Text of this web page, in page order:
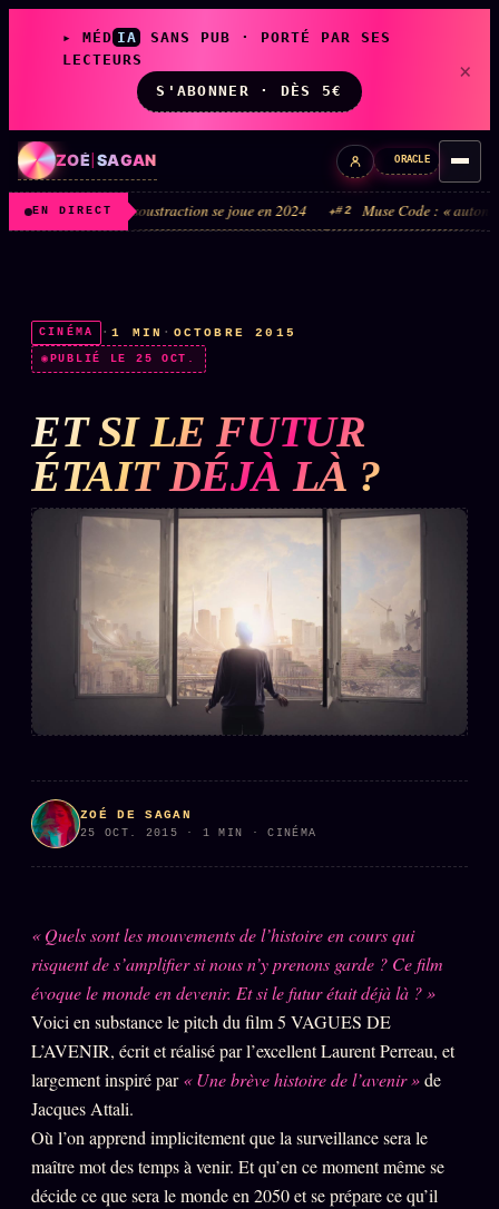
▸ MÉD IA
SANS PUB · PORTÉ PAR SES
LECTEURS
S'ABONNER · DÈS 5€
×
ZOÉ SAGAN ORACLE
z/S
✦ CHAT LIVE · 24/7
A LES AMIS DE ZOÉ
◉ SOCIÉTÉ LITTÉRAIRE
L'ARCHIVE
Rubriques éditoriales10 088 articles
TOUTES LES RUBRIQUES →
RENSEIGNEMENT
TENDANCES
ALT NEWS GOSSIP
PRÉDICTIONS INFOFICTION
L'ORACLE Z/S
Chat Oracle
EN DIRECT
une. La soustraction se joue en 2024 #2 Muse Code : « autonome » ne
CINÉMA ·1 MIN · OCTOBRE 2015
PUBLIÉ LE 25 OCT.
ET SI LE FUTUR
ÉTAIT DÉJÀ LÀ ?
ZOÉ DE SAGAN
25 OCT. 2015 · 1 MIN · CINÉMA
« Quels sont les mouvements de l’histoire en cours qui
risquent de s’amplifier si nous n’y prenons garde ? Ce film
évoque le monde en devenir. Et si le futur était déjà là ? »
Voici en substance le pitch du film 5 VAGUES DE
L’AVENIR, écrit et réalisé par l’excellent Laurent Perreau, et
largement inspiré par« Une brève histoire de l’avenir »de
Jacques Attali.
Où l’on apprend implicitement que la surveillance sera le
maître mot des temps à venir. Et qu’en ce moment même se
décide ce que sera le monde en 2050 et se prépare ce qu’il